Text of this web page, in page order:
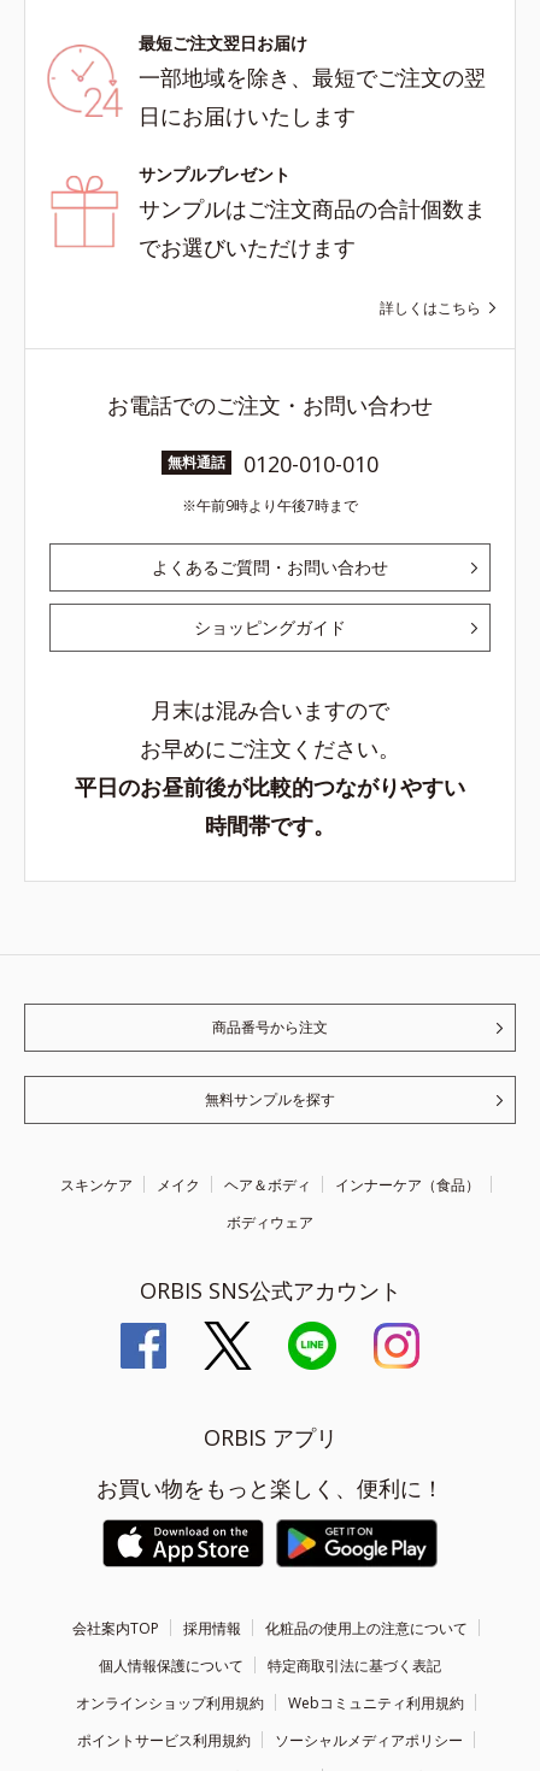
最短ご注文翌日お届け
一部地域を除き、最短でご注文の翌
日にお届けいたします
サンプルプレゼント
サンプルはご注文商品の合計個数ま
でお選びいただけます
詳しくはこちら
お電話でのご注文・お問い合わせ
無料通話 0120-010-010
午前9時より午後7時まで
よくあるご質問・お問い合わせ
ショッピングガイド
月末は混み合いますので
お早めにご注文ください。
平日のお昼前後が比較的つながりやすい
時間帯です。
商品番号から注文
無料サンプルを探す
スキンケア メイク ヘア＆ボディ
インナーケア（食品）
ボディウェア
ORBIS SNS公式アカウント
ORBIS アプリ
お買い物をもっと楽しく、便利に！
会社案内TOP 採用情報
化粧品の使用上の注意について
個人情報保護について
特定商取引法に基づく表記
オンラインショップ利用規約
Webコミュニティ利用規約
ポイントサービス利用規約
ソーシャルメディアポリシー